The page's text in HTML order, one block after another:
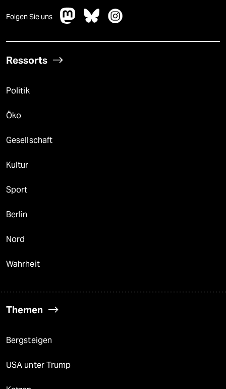
Folgen Sie uns
Ressorts
Politik
Öko
Gesellschaft
Kultur
Sport
Berlin
Nord
Wahrheit
Themen
Bergsteigen
USA unter Trump